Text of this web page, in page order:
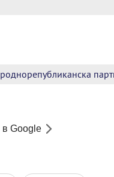
в Google